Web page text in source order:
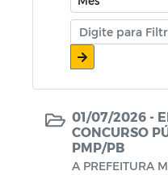
01/07/2026 -
CONCURSO
PMP/PB
A PREFEITURA